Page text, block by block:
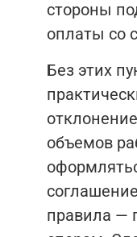
стороны
оплаты со
Без этих
объемов
правила —